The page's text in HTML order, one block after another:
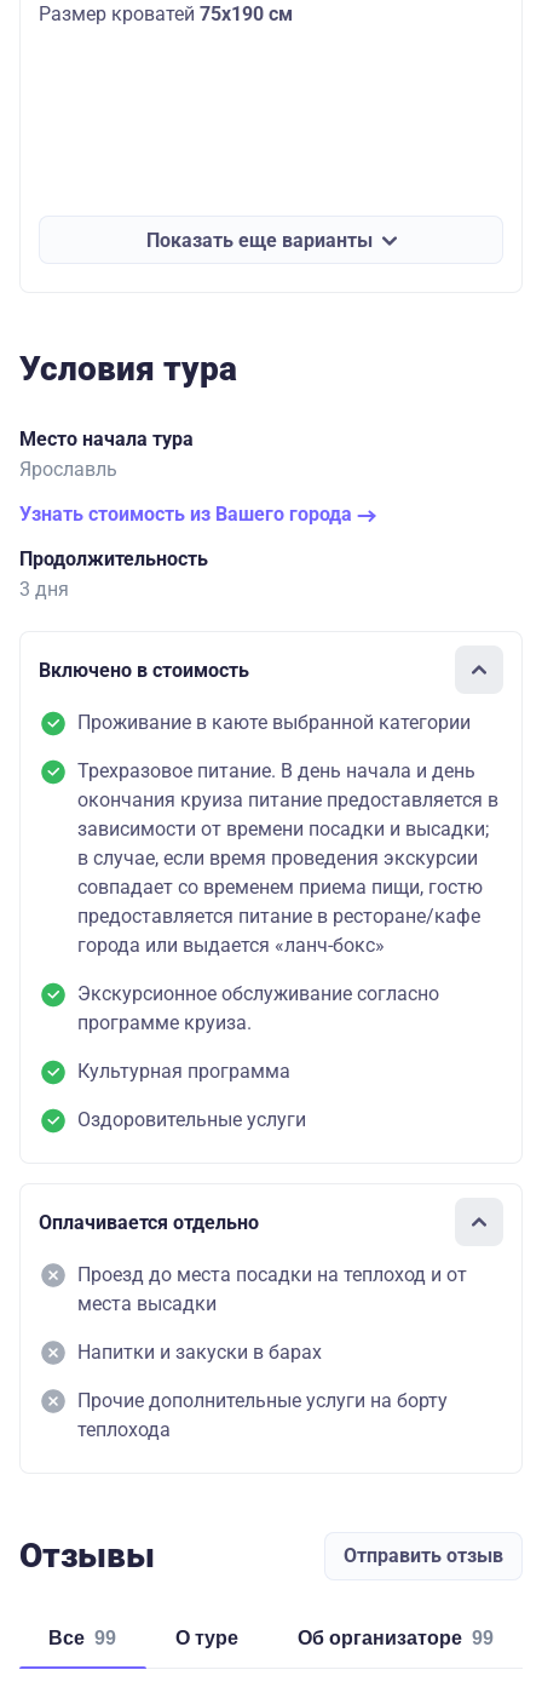
Размер кроватей 75х190 см
Показать еще варианты
Условия тура
Место начала тура
Ярославль
Узнать стоимость из Вашего города
Продолжительность
3 дня
Включено в стоимость
Проживание в каюте выбранной категории
Трехразовое питание. В день начала и день
окончания круиза питание предоставляется в
зависимости от времени посадки и высадки;
в случае, если время проведения экскурсии
совпадает со временем приема пищи, гостю
предоставляется питание в ресторане/кафе
города или выдается «ланч-бокс»
Экскурсионное обслуживание согласно
программе круиза.
Культурная программа
Оздоровительные услуги
Оплачивается отдельно
Проезд до места посадки на теплоход и от
места высадки
Напитки и закуски в барах
Прочие дополнительные услуги на борту
теплохода
Отзывы Отправить отзыв
Все 99 о туре об организаторе 99